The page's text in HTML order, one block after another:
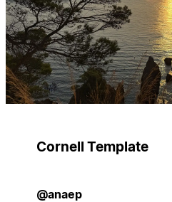
Cornell Template
@anaep